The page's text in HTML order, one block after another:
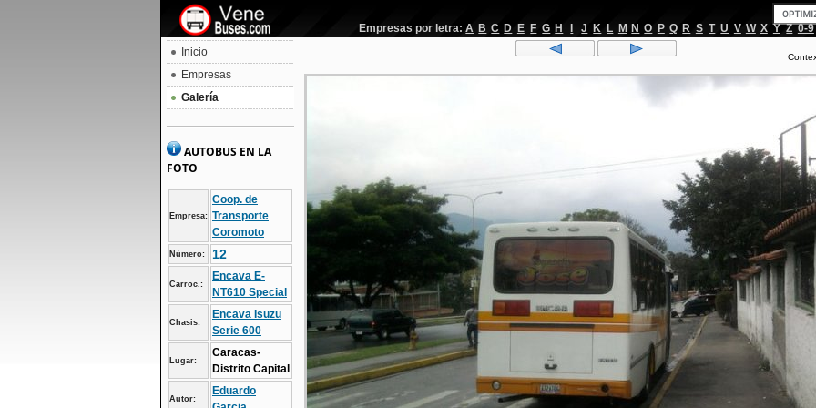
Empresas por letra: A B C D E F G H J K L M N O P Q R S T U V W X Y Z 0-9
Inicio
Empresas
Galería
AUTOBUS EN LA
FOTO
Empresa:
Coop. de
Transporte
Coromoto
Número: 12
Carroc.:
Encava E-
NT610 Special
Chasis:
Encava Isuzu
Serie 600
Lugar:
Caracas-
Distrito Capital
Autor:
Eduardo